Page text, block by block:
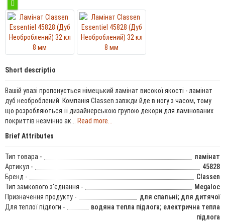
Short descriptio
Вашій увазі пропонується німецький ламінат високої якості - ламінат
дуб необроблений. Компанія Classen завжди йде в ногу з часом, тому
що розробляються її дизайнерською групою декори для ламінованих
покриттів незмінно ак... Read more...
Brief Attributes
Тип товара -
ламінат
Артикул -
45828
Бренд -
Classen
Тип замкового з'єднання -
Megaloc
Призначення продукту -
для спальні; для дитячої
Для теплої підлоги -
водяна тепла підлога; електрична тепла
підлога